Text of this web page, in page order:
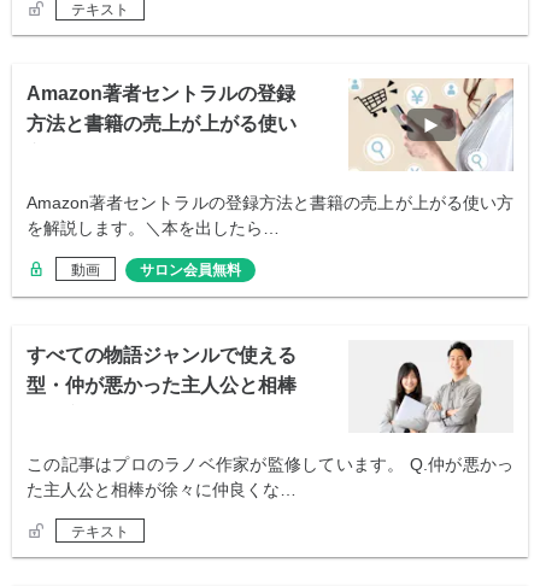
テキスト
Amazon著者セントラルの登録
方法と書籍の売上が上がる使い
Amazon著者セントラルの登録方法と書籍の売上が上がる使い方
を解説します。＼本を出したら…
動画 サロン会員無料
すべての物語ジャンルで使える
型・仲が悪かった主人公と相棒
この記事はプロのラノベ作家が監修しています。 Q.仲が悪かっ
た主人公と相棒が徐々に仲良くな…
テキスト